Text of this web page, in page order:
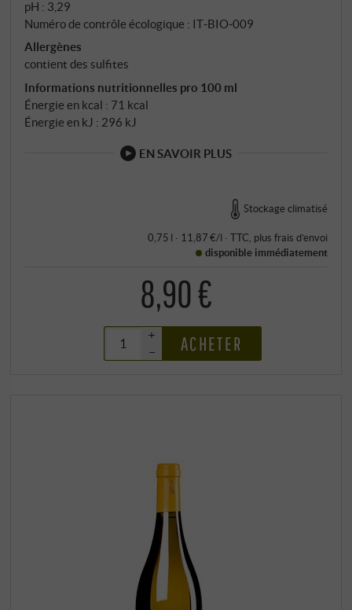
pH : 3,29
Numéro de contrôle écologique : IT‑BIO‑009
Allergènes
contient des sulfites
Informations nutritionnelles pro 100 ml
Énergie en kcal : 71 kcal
Énergie en kJ : 296 kJ
EN SAVOIR PLUS
Stockage climatisé
0,75 l · 11,87 €/l · TTC , plus frais d’envoi
disponible immédiatement
8,90 €
+
–
ACHETER